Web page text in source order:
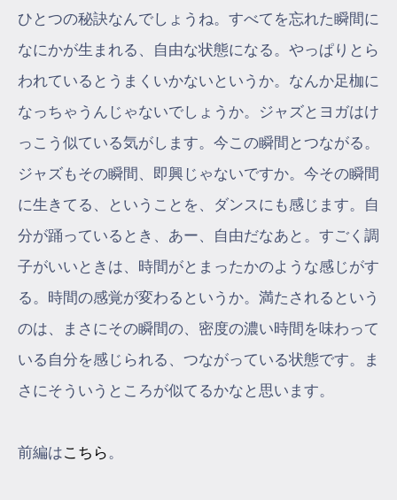
ひとつの秘訣なんでしょうね。すべてを忘れた瞬間に
なにかが生まれる、自由な状態になる。やっぱりとら
われているとうまくいかないというか。なんか足枷に
なっちゃうんじゃないでしょうか。ジャズとヨガはけ
っこう似ている気がします。今この瞬間とつながる。
ジャズもその瞬間、即興じゃないですか。今その瞬間
に生きてる、ということを、ダンスにも感じます。自
分が踊っているとき、あー、自由だなあと。すごく調
子がいいときは、時間がとまったかのような感じがす
る。時間の感覚が変わるというか。満たされるという
のは、まさにその瞬間の、密度の濃い時間を味わって
いる自分を感じられる、つながっている状態です。ま
さにそういうところが似てるかなと思います。
前編はこちら。